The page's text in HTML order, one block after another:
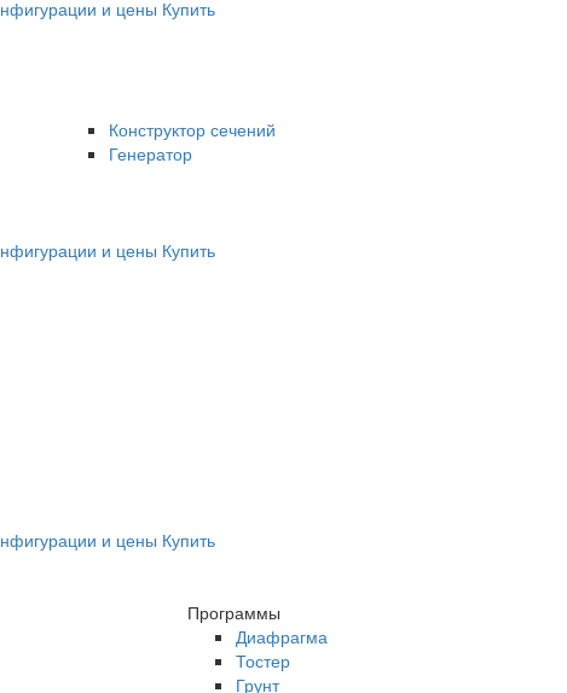
и цены Купить
Конструктор сечений
Генератор
и цены Купить
и цены Купить
Программы
Диафрагма
Тостер
Грунт